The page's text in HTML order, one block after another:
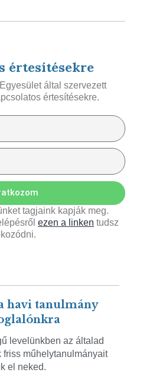
értesítésekre
által szervezett
értesítésekre.
tagjaink kapják meg.
ezen a linken tudsz
havi tanulmány
levelünkben az általad
friss műhelytanulmányait
el neked.